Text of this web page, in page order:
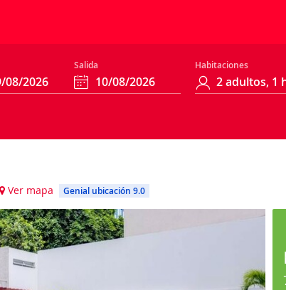
Salida Habitaciones
Ver mapa Genial ubicación 9.0